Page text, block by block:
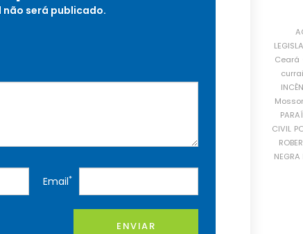
não será publicado.
Email*
ENVIAR
Ceará
CIVIL
NEGRA